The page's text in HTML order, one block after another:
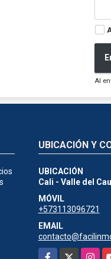
Al
UBICACIÓN Y
UBICACIÓN
Cali - Valle del
MÓVIL
+573113096721
EMAIL
Facebook